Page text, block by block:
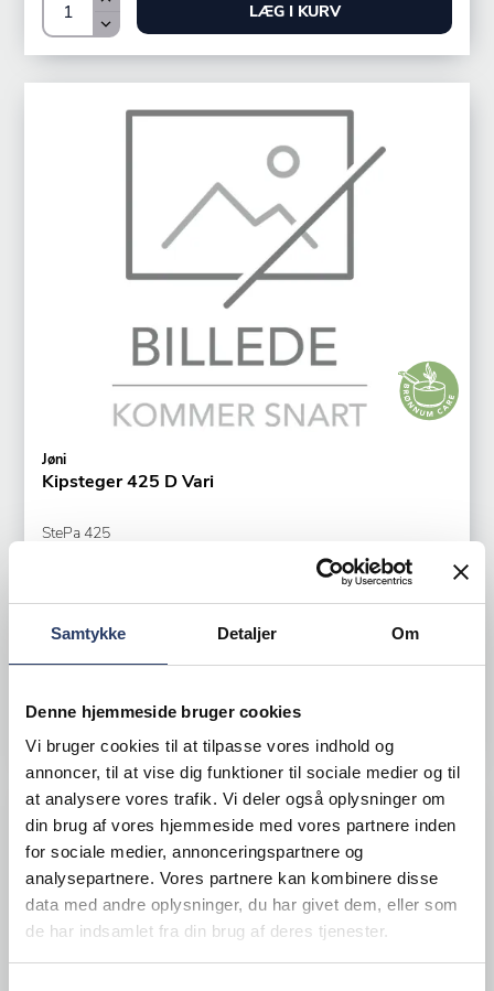
Samtykke Detaljer Om
Denne hjemmeside bruger cookies
Vi bruger cookies til at tilpasse vores indhold og
annoncer, til at vise dig funktioner til sociale medier og til
at analysere vores trafik. Vi deler også oplysninger om
din brug af vores hjemmeside med vores partnere inden
for sociale medier, annonceringspartnere og
analysepartnere. Vores partnere kan kombinere disse
data med andre oplysninger, du har givet dem, eller som
de har indsamlet fra din brug af deres tjenester.
LÆG I KURV
Jøni
Kipsteger 425 D Vari
StePa 425
Bestillingsvare
57.800,00 DKK /productUnit
LÆG I KURV